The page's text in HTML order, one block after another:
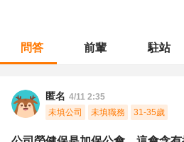
問答 前輩 駐站
匿名 4/11 2:35
未填公司
未填職務 31-35歲